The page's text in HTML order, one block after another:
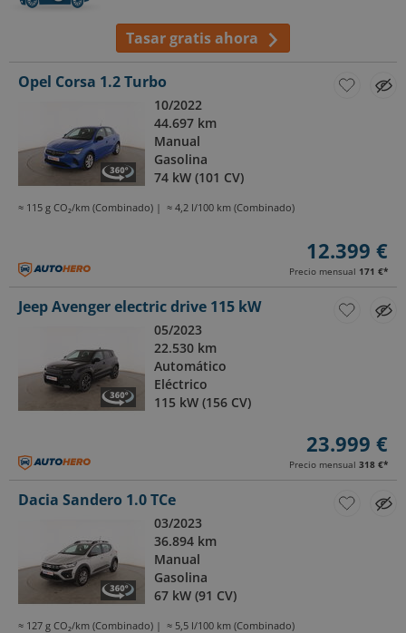
Tasar gratis ahora
Opel Corsa 1.2 Turbo
10/2022
44.697 km
Manual
Gasolina
74 kW (101 CV)
≈ 115 g CO₂/km (Combinado) ≈ 4,2 l/100 km (Combinado)
12.399 €
Precio mensual 171 €*
Jeep Avenger electric drive 115 kW
05/2023
22.530 km
Automático
Eléctrico
115 kW (156 CV)
23.999 €
Precio mensual 318 €*
Dacia Sandero 1.0 TCe
03/2023
36.894 km
Manual
Gasolina
67 kW (91 CV)
≈ 127 g CO₂/km (Combinado) ≈ 5,5 l/100 km (Combinado)